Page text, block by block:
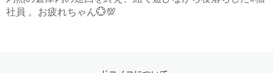
社員 。お疲れちゃん💮💯